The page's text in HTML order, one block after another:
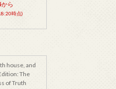
から
時点)
house, and
The
of Truth